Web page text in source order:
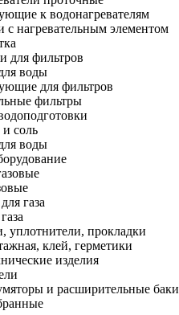
к водонагревателям
с нагревательным элементом
для фильтров
воды
для фильтров
фильтры
соль
воды
газа
уплотнители, прокладки
клей, герметики
изделия
и расширительные баки